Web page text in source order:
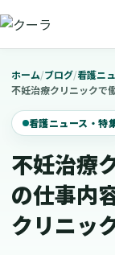
ホーム/ブログ/看護ニ
看護ニュース・特
不妊治療
の仕事内
クリニッ